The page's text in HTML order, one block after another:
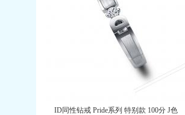
ID同性钻戒 Pride系列 特别款 100分 J色